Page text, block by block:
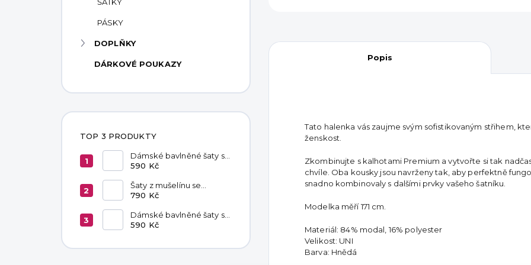
PÁSKY
DOPLŇKY
DÁRKOVÉ POUKAZY
TOP 3 PRODUKTY
Dámské bavlněné šaty s
kapsami Chocolate
590 Kč
Šaty z mušelínu se
zavazováním v pase
790 Kč
Dámské bavlněné šaty s
kapsami Black
590 Kč
Popis
Tato halenka vás zaujme svým sofistikovaným střihem,
ženskost.
Zkombinujte s kalhotami Premium a vytvořte si tak
chvíle. Oba kousky jsou navrženy tak, aby perfektně
snadno kombinovaly s dalšími prvky vašeho šatníku.
Modelka měří 171 cm.
Materiál: 84% modal, 16% polyester
Velikost: UNI
Barva: Hnědá